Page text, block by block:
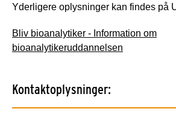
Yderligere oplysninger kan findes på
Bliv bioanalytiker - Information om
bioanalytikeruddannelsen
Kontaktoplysninger: